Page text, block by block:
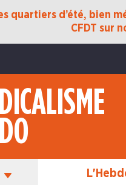
quartiers d’été, bien
CFDT sur